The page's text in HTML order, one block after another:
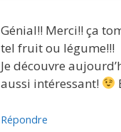
Génial!! Merci!! ça
tel fruit ou légume!!!
Je découvre
aussi intéressant!
Répondre